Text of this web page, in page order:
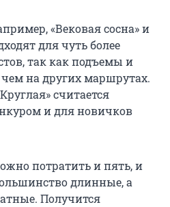
«Вековая сосна» и
для чуть более
так как подъемы и
на других маршрутах.
считается
и для новичков
потратить и пять, и
длинные, а
Получится